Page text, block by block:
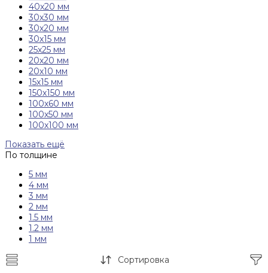
40х20 мм
30х30 мм
30х20 мм
30х15 мм
25х25 мм
20х20 мм
20х10 мм
15х15 мм
150х150 мм
100х60 мм
100х50 мм
100х100 мм
Показать ещё
По толщине
5 мм
4 мм
3 мм
2 мм
1.5 мм
1.2 мм
1 мм
Сортировка